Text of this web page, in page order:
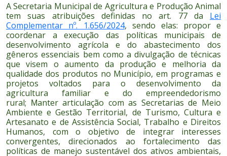
A Secretaria Municipal de Agricultura e Produção Animal
tem suas atribuições definidas no art. 77 da Lei
Complementar nº. 1.656/2024, sendo elas: propor e
coordenar a execução das políticas municipais de
desenvolvimento agrícola e do abastecimento dos
gêneros essenciais bem como a divulgação de técnicas
que visem o aumento da produção e melhoria da
qualidade dos produtos no Município, em programas e
projetos voltados para o desenvolvimento da
agricultura familiar e do empreendedorismo
rural;
Manter articulação com as Secretarias de Meio
Ambiente e Gestão Territorial, de Turismo, Cultura e
Artesanato e de Assistência Social, Trabalho e Direitos
Humanos, com o objetivo de integrar interesses
convergentes, direcionados ao fortalecimento das
políticas de manejo sustentável dos ativos ambientais,